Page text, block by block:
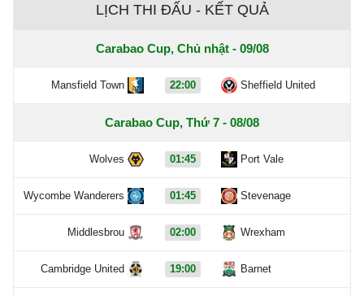
LỊCH THI ĐẤU - KẾT QUẢ
Carabao Cup, Chủ nhật - 09/08
Mansfield Town 22:00 Sheffield United
Carabao Cup, Thứ 7 - 08/08
Wolves 01:45 Port Vale
Wycombe Wanderers 01:45 Stevenage
Middlesbrou 02:00 Wrexham
Cambridge United 19:00 Barnet